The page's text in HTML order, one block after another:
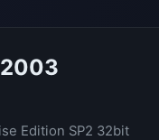
Edition SP2 32bit